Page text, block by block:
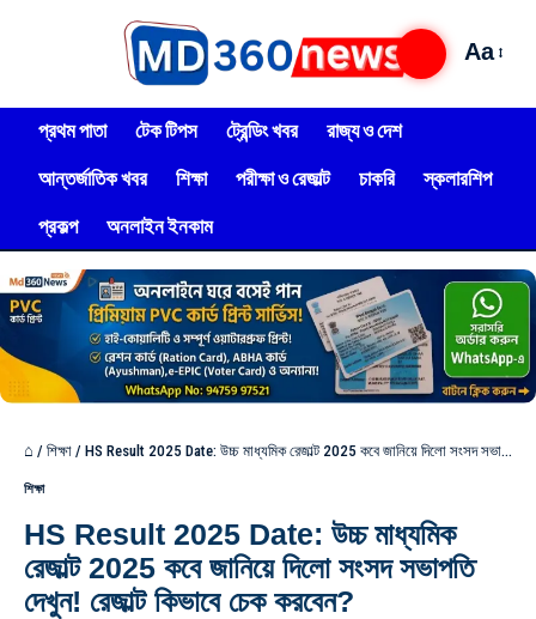
Aa
প্রথম পাতা টেক টিপস ট্রেন্ডিং খবর
রাজ্য ও দেশ
আন্তর্জাতিক খবর
শিক্ষা পরীক্ষা ও রেজাল্ট চাকরি
স্কলারশিপ
প্রকল্প
অনলাইন ইনকাম
⌂ / শিক্ষা / HS Result 2025 Date: উচ্চ মাধ্যমিক রেজাল্ট 2025 কবে জানিয়ে দিলো সংসদ সভাপতি দেখুন! রেজাল্ট কিভাবে চেক করবেন?
শিক্ষা
HS Result 2025 Date: উচ্চ মাধ্যমিক
রেজাল্ট 2025 কবে জানিয়ে দিলো সংসদ সভাপতি
দেখুন! রেজাল্ট কিভাবে চেক করবেন?